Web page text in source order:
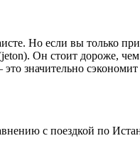
Но если вы только
Он стоит дороже,
значительно
с поездкой по